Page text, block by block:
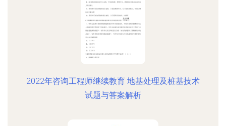
2022年咨询工程师继续教育 地基处理及桩基技术
试题与答案解析